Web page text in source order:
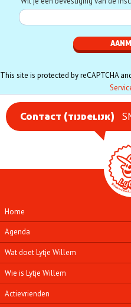
This site is protected by reCAPTCHA
Contact (tijdelijk)
Home
Agenda
Wat doet Lytje Willem
Wie is Lytje Willem
Actievrienden